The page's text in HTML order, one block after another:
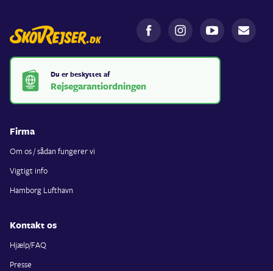
Du er beskyttet af
Rejsegarantiordningen
Firma
Om os / sådan fungerer vi
Vigtigt info
Hamborg Lufthavn
Kontakt os
Hjælp/FAQ
Presse